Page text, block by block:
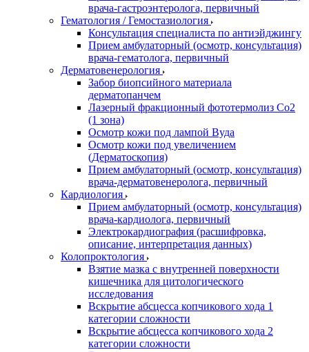
врача-гастроэнтеролога, первичный
Гематология / Гемостазиология
Консультация специалиста по антиэйджингу
Прием амбулаторный (осмотр, консультация)
врача-гематолога, первичный
Дерматовенерология
Забор биопсийного материала
дерматопанчем
Лазерный фракционный фототермолиз Со2
(1 зона)
Осмотр кожи под лампой Вуда
Осмотр кожи под увеличением
(Дерматоскопия)
Прием амбулаторный (осмотр, консультация)
врача-дерматовенеролога, первичный
Кардиология
Прием амбулаторный (осмотр, консультация)
врача-кардиолога, первичный
Электрокардиография (расшифровка,
описание, интерпретация данных)
Колопроктология
Взятие мазка с внутренней поверхности
кишечника для цитологического
исследования
Вскрытие абсцесса копчикового хода 1
категории сложности
Вскрытие абсцесса копчикового хода 2
категории сложности